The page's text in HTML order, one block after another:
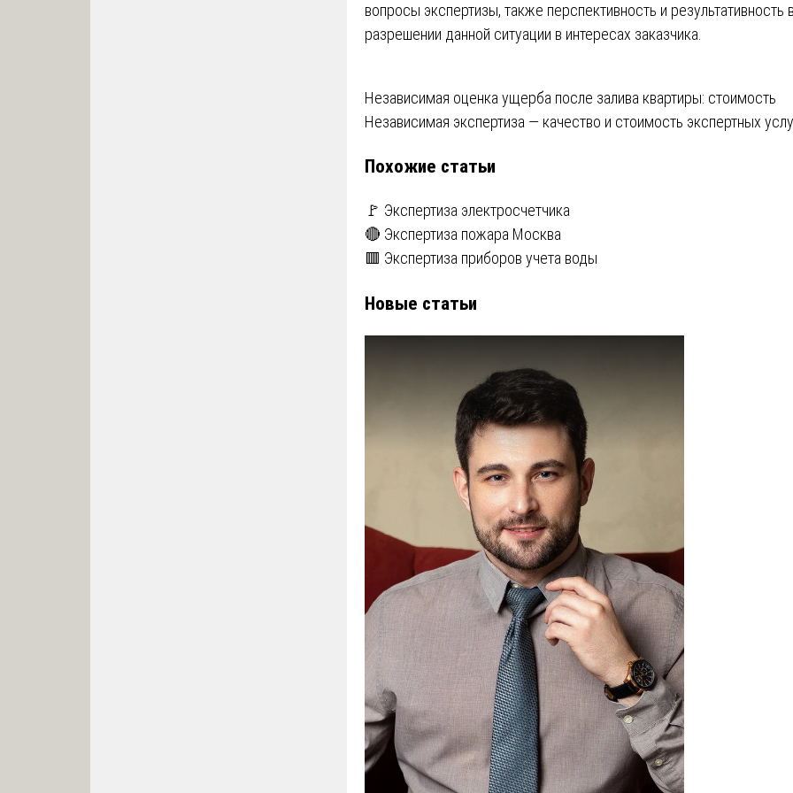
вопросы экспертизы, также перспективность и результативность
разрешении данной ситуации в интересах заказчика.
Навигация
записям
Независимая оценка ущерба после залива квартиры: стоимость
Независимая экспертиза ― качество и стоимость экспертных
Похожие статьи
🚩 Экспертиза электросчетчика
🔴 Экспертиза пожара Москва
🟥 Экспертиза приборов учета воды
Новые статьи